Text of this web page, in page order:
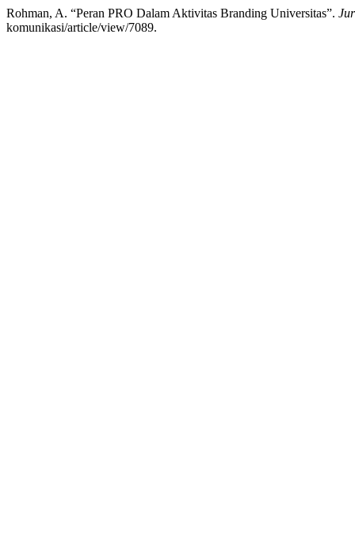
Rohman, A. “Peran PRO Dalam Aktivitas Branding Universitas”.
komunikasi/article/view/7089.